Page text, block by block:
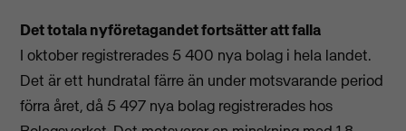
Det totala nyföretagandet fortsätter att falla
I oktober registrerades 5 400 nya bolag i hela landet.
Det är ett hundratal färre än under motsvarande period
förra året, då 5 497 nya bolag registrerades hos